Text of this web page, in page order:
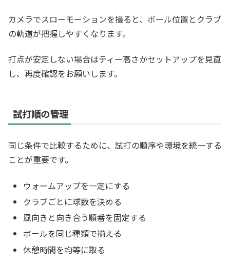
カメラでスローモーションを撮ると、ボール位置とクラブ
の軌道が把握しやすくなります。
打点が安定しない場合はティー高さかセットアップを見直
し、再度確認をお願いします。
試打順の管理
同じ条件で比較するために、試打の順序や環境を統一する
ことが重要です。
ウォームアップを一定にする
クラブごとに球数を決める
風向きと向き合う順番を固定する
ボールを同じ種類で揃える
休憩時間を均等に取る